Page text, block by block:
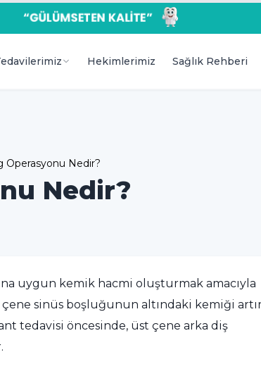
Hekimlerimiz Sağlık Rehberi
Operasyonu Nedir?
Nedir?
uygun kemik hacmi oluşturmak amacıyla
sinüs boşluğunun altındaki kemiği
tedavisi öncesinde, üst çene arka diş